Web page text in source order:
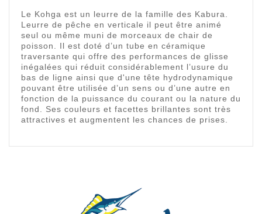
Le Kohga est un leurre de la famille des Kabura.
Leurre de pêche en verticale il peut être animé
seul ou même muni de morceaux de chair de
poisson. Il est doté d’un tube en céramique
traversante qui offre des performances de glisse
inégalées qui réduit considérablement l’usure du
bas de ligne ainsi que d'une tête hydrodynamique
pouvant être utilisée d’un sens ou d’une autre en
fonction de la puissance du courant ou la nature du
fond. Ses couleurs et facettes brillantes sont très
attractives et augmentent les chances de prises.